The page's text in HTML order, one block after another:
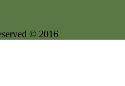
© 2016